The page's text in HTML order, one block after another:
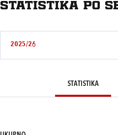
Statistika po
2025/26
STATISTIKA